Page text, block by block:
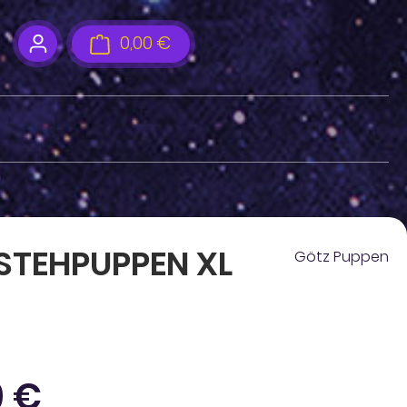
0,00 € Warenkorb enthält 0
XL Götz Puppen